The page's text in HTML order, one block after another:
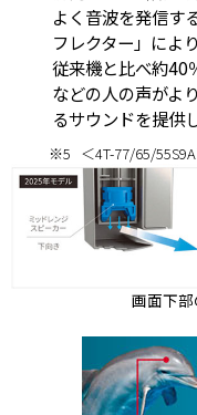
よく音波を発信す
フレクター」によ
従来機と比べ約
などの人の声がよ
るサウンドを提供
※5 ＜4T-77/65/
画面下部